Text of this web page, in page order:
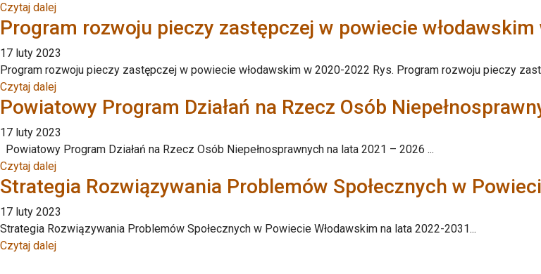
Czytaj dalej
Program rozwoju pieczy zastępczej w powiecie
17 luty 2023
Program rozwoju pieczy zastępczej w powiecie włodawskim w 2020-2022 Rys. Program rozwoju pieczy
Czytaj dalej
Powiatowy Program Działań na Rzecz Osób
17 luty 2023
Powiatowy Program Działań na Rzecz Osób Niepełnosprawnych na lata 2021 – 2026 ...
Czytaj dalej
Strategia Rozwiązywania Problemów Społecznych w
17 luty 2023
Strategia Rozwiązywania Problemów Społecznych w Powiecie Włodawskim na lata 2022-2031...
Czytaj dalej